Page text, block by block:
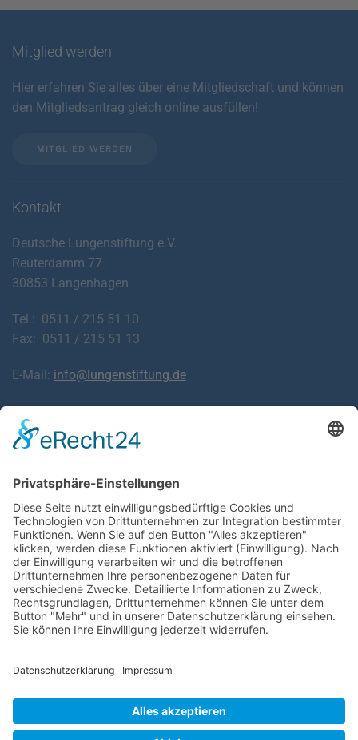
Mitglied werden
Hier erfahren Sie alles über eine Mitgliedschaft und können
den Mitgliedsantrag gleich online ausfüllen!
MITGLIED WERDEN
Kontakt
Deutsche Lungenstiftung e.V.
Reuterdamm 77
30853 Langenhagen
Tel.: 0511 / 215 51 10
Fax: 0511 / 215 51 13
E-Mail: info@lungenstiftung.de
Downloads
Atemwege und Lunge sowie den häufigsten Beschwerden
kostenlos herunter.
ZU DEN FALTBLÄTTERN
SPENDEN
BIC: DRESDEFF250